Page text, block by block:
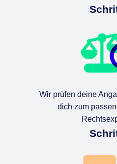
Wir prüfen deine
dich zum